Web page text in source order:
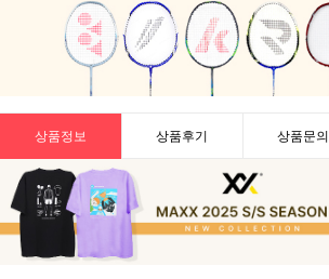
상품정보 상품후기 상품문의